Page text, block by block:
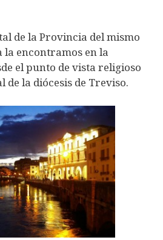
de la Provincia del mismo
la encontramos en la
el punto de vista religioso
de la diócesis de Treviso.